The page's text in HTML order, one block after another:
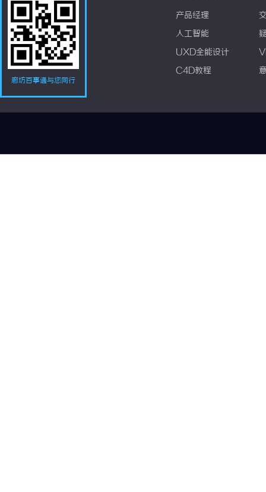
廊坊百事通与您同行
产品经理
人工智能
UXD全能设计
C4D教程